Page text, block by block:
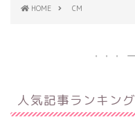
HOME CM
人気記事ランキング